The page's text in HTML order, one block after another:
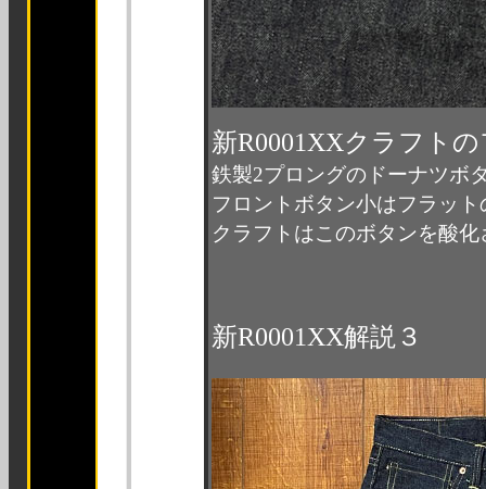
新R0001XXクラフト
鉄製2プロングのドーナツボ
フロントボタン小はフラッ
クラフトはこのボタンを酸
新R0001XX解説３